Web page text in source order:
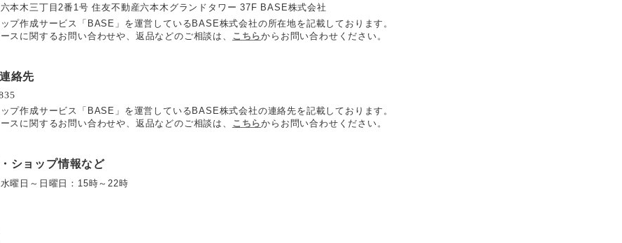
本木三丁目2番1号 住友不動産六本木グランドタワー 37F BASE株式会社
プ作成サービス「BASE」を運営しているBASE株式会社の所在地を記載しております。
スに関するお問い合わせや、返品などのご相談は、 こちらからお問い合わせください。
絡先
プ作成サービス「BASE」を運営しているBASE株式会社の連絡先を記載しております。
スに関するお問い合わせや、返品などのご相談は、 こちらからお問い合わせください。
ショップ情報など
曜日～日曜日：15時～22時